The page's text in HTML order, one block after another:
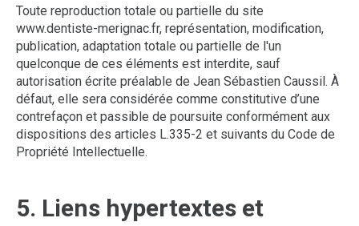
Toute reproduction totale ou partielle du site
www.dentiste-merignac.fr, représentation, modification,
publication, adaptation totale ou partielle de l'un
quelconque de ces éléments est interdite, sauf
autorisation écrite préalable de Jean Sébastien Caussil. À
défaut, elle sera considérée comme constitutive d’une
contrefaçon et passible de poursuite conformément aux
dispositions des articles L.335-2 et suivants du Code de
Propriété Intellectuelle.
5. Liens hypertextes et